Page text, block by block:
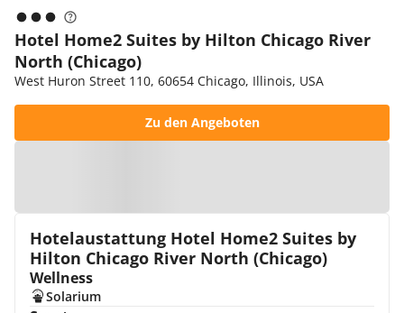
Hotel Home2 Suites by Hilton Chicago River
North (Chicago)
West Huron Street 110, 60654 Chicago, Illinois, USA
Zu den Angeboten
Hotelaustattung Hotel Home2 Suites by
Hilton Chicago River North (Chicago)
Wellness
Solarium